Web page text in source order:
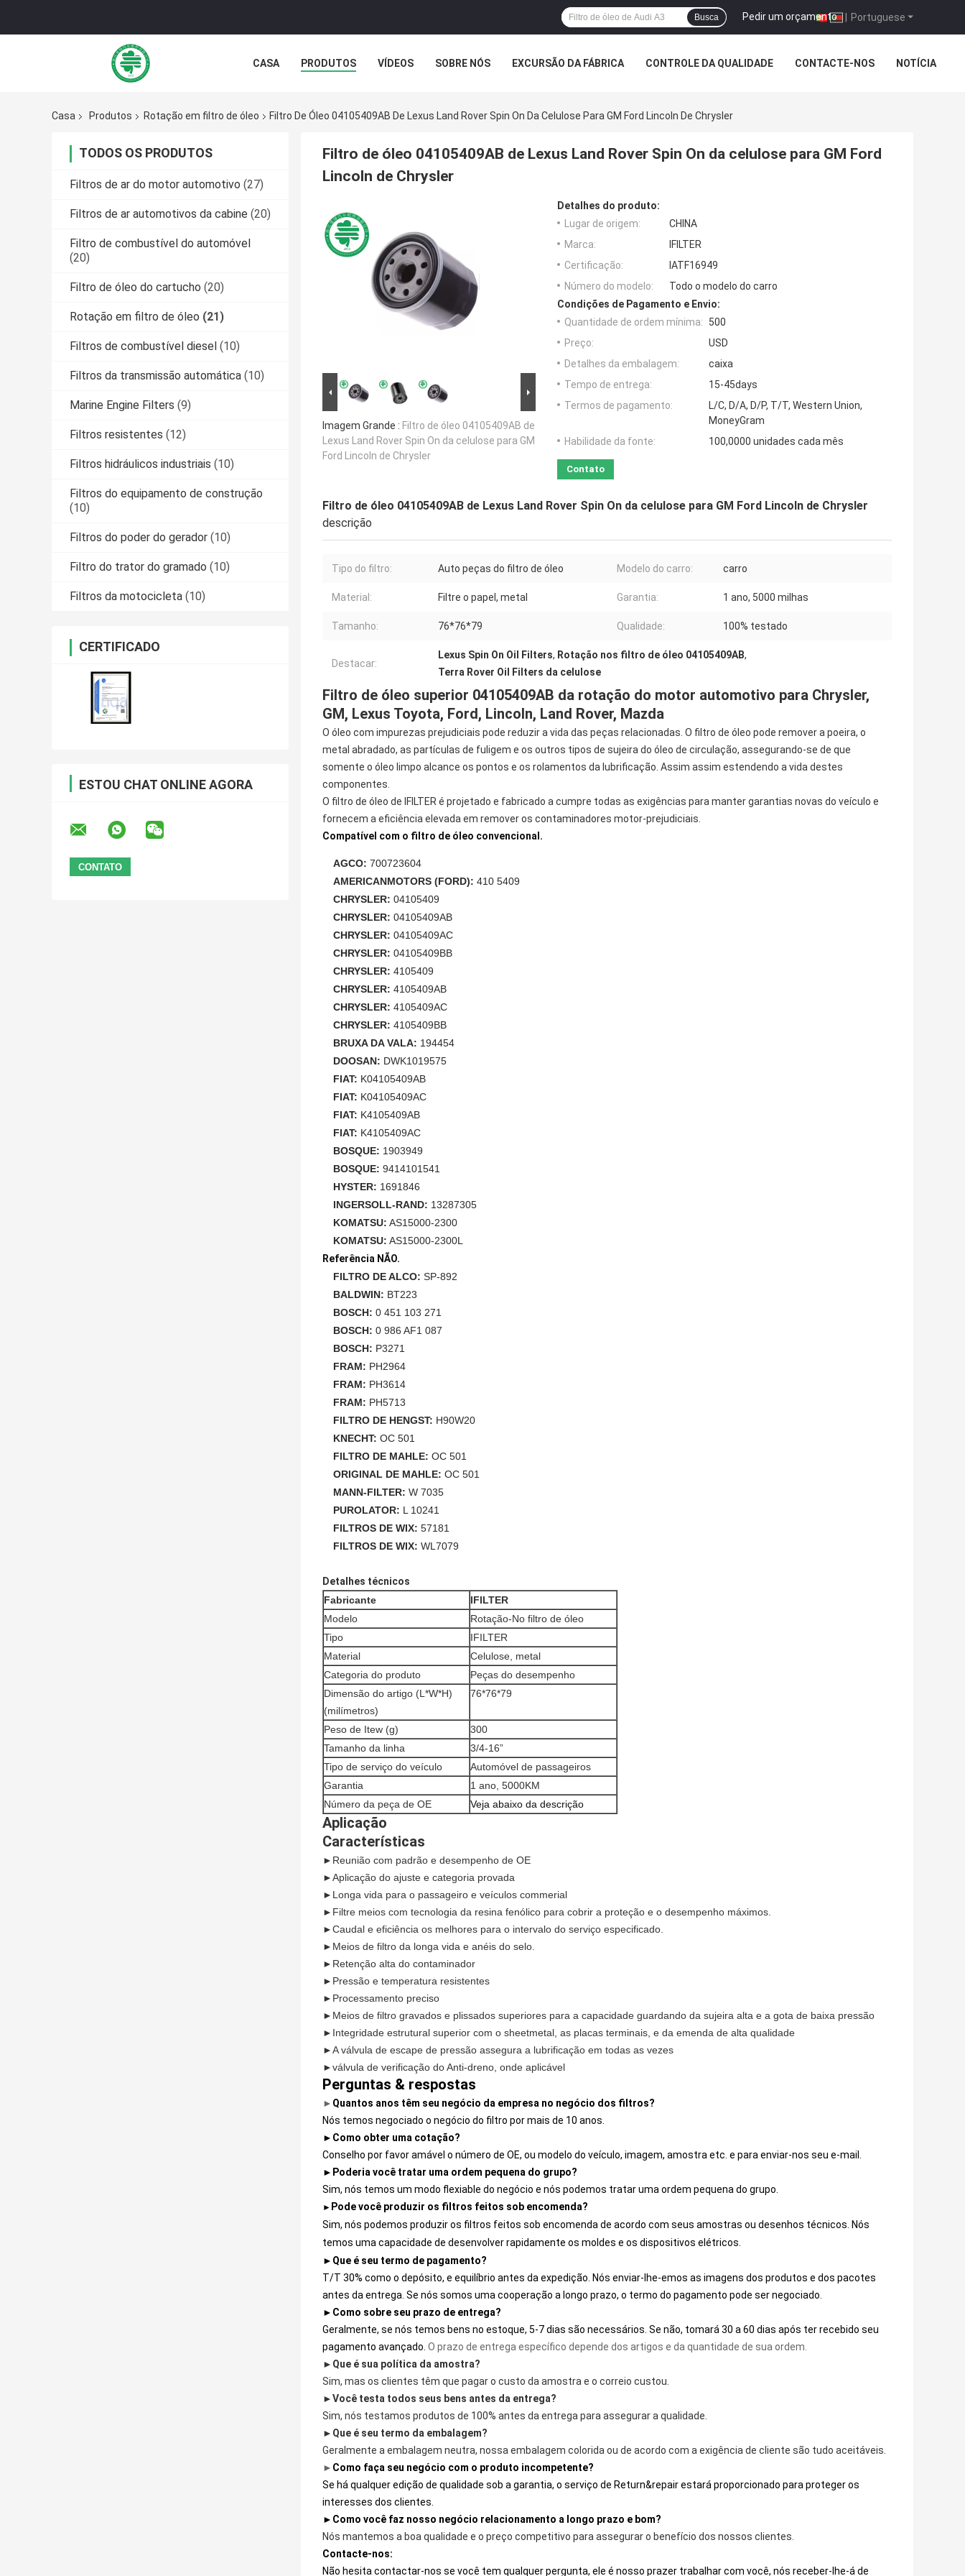
Portuguese
Pedir um orçamento |
Busca
CASA PRODUTOS VÍDEOS SOBRE NÓS EXCURSÃO DA FÁBRICA CONTROLE DA QUALIDADE CONTACTE-NOS NOTÍCIA
Casa Produtos Rotação em filtro de óleo Filtro De Óleo 04105409AB De Lexus Land Rover Spin On Da Celulose Para GM Ford Lincoln De Chrysler
TODOS OS PRODUTOS
Filtros de ar do motor automotivo (27)
Filtros de ar automotivos da cabine (20)
Filtro de combustível do automóvel
(20)
Filtro de óleo do cartucho (20)
Rotação em filtro de óleo (21)
Filtros de combustível diesel (10)
Filtros da transmissão automática (10)
Marine Engine Filters (9)
Filtros resistentes (12)
Filtros hidráulicos industriais (10)
Filtros do equipamento de construção
(10)
Filtros do poder do gerador (10)
Filtro do trator do gramado (10)
Filtros da motocicleta (10)
CERTIFICADO
ESTOU CHAT ONLINE AGORA
Filtro de óleo 04105409AB de Lexus Land Rover Spin On da celulose para GM Ford
Lincoln de Chrysler
Imagem Grande : Filtro de óleo 04105409AB de
Lexus Land Rover Spin On da celulose para GM
Ford Lincoln de Chrysler
Detalhes do produto:
Lugar de origem:
CHINA
Marca:
IFILTER
Certificação:
IATF16949
Número do modelo:
Todo o modelo do carro
Condições de Pagamento e Envio:
Quantidade de ordem mínima:
500
Preço:
USD
Detalhes da embalagem:
caixa
Tempo de entrega:
15-45days
Termos de pagamento:
L/C, D/A, D/P, T/T, Western Union,
MoneyGram
Habilidade da fonte:
100,0000 unidades cada mês
Contato
Filtro de óleo 04105409AB de Lexus Land Rover Spin On da celulose para GM Ford Lincoln de Chrysler
descrição
Tipo do filtro: Auto peças do filtro de óleo Modelo do carro: carro
Material: Filtre o papel, metal Garantia: 1 ano, 5000 milhas
Tamanho: 76*76*79 Qualidade: 100% testado
Destacar:
Lexus Spin On Oil Filters, Rotação nos filtro de óleo 04105409AB,
Terra Rover Oil Filters da celulose
Filtro de óleo superior 04105409AB da rotação do motor automotivo para Chrysler,
GM, Lexus Toyota, Ford, Lincoln, Land Rover, Mazda
O óleo com impurezas prejudiciais pode reduzir a vida das peças relacionadas. O filtro de óleo pode remover a poeira, o
metal abradado, as partículas de fuligem e os outros tipos de sujeira do óleo de circulação, assegurando-se de que
somente o óleo limpo alcance os pontos e os rolamentos da lubrificação. Assim assim estendendo a vida destes
componentes.
O filtro de óleo de IFILTER é projetado e fabricado a cumpre todas as exigências para manter garantias novas do veículo e
fornecem a eficiência elevada em remover os contaminadores motor-prejudiciais.
Compatível com o filtro de óleo convencional.
AGCO: 700723604
AMERICANMOTORS (FORD): 410 5409
CHRYSLER: 04105409
CHRYSLER: 04105409AB
CHRYSLER: 04105409AC
CHRYSLER: 04105409BB
CHRYSLER: 4105409
CHRYSLER: 4105409AB
CHRYSLER: 4105409AC
CHRYSLER: 4105409BB
BRUXA DA VALA: 194454
DOOSAN: DWK1019575
FIAT: K04105409AB
FIAT: K04105409AC
FIAT: K4105409AB
FIAT: K4105409AC
BOSQUE: 1903949
BOSQUE: 9414101541
HYSTER: 1691846
INGERSOLL-RAND: 13287305
KOMATSU: AS15000-2300
KOMATSU: AS15000-2300L
Referência NÃO.
FILTRO DE ALCO: SP-892
BALDWIN: BT223
BOSCH: 0 451 103 271
BOSCH: 0 986 AF1 087
BOSCH: P3271
FRAM: PH2964
FRAM: PH3614
FRAM: PH5713
FILTRO DE HENGST: H90W20
KNECHT: OC 501
FILTRO DE MAHLE: OC 501
ORIGINAL DE MAHLE: OC 501
MANN-FILTER: W 7035
PUROLATOR: L 10241
FILTROS DE WIX: 57181
FILTROS DE WIX: WL7079
Detalhes técnicos
Fabricante
IFILTER
Modelo
Rotação-No filtro de óleo
Tipo
IFILTER
Material
Celulose, metal
Categoria do produto
Peças do desempenho
Dimensão do artigo (L*W*H)
(milímetros)
76*76*79
Peso de Itew (g)
300
Tamanho da linha
3/4-16”
Tipo de serviço do veículo
Automóvel de passageiros
Garantia
1 ano, 5000KM
Número da peça de OE
Veja abaixo da descrição
Aplicação
Características
► Reunião com padrão e desempenho de OE
►Aplicação do ajuste e categoria provada
► Longa vida para o passageiro e veículos commerial
► Filtre meios com tecnologia da resina fenólico para cobrir a proteção e o desempenho máximos.
►Caudal e eficiência os melhores para o intervalo do serviço especificado.
► Meios de filtro da longa vida e anéis do selo.
► Retenção alta do contaminador
► Pressão e temperatura resistentes
► Processamento preciso
► Meios de filtro gravados e plissados superiores para a capacidade guardando da sujeira alta e a gota de baixa pressão
► Integridade estrutural superior com o sheetmetal, as placas terminais, e da emenda de alta qualidade
►A válvula de escape de pressão assegura a lubrificação em todas as vezes
►válvula de verificação do Anti-dreno, onde aplicável
Perguntas & respostas
► Quantos anos têm seu negócio da empresa no negócio dos filtros?
Nós temos negociado o negócio do filtro por mais de 10 anos.
► Como obter uma cotação?
Conselho por favor amável o número de OE, ou modelo do veículo, imagem, amostra etc. e para enviar-nos seu e-mail.
► Poderia você tratar uma ordem pequena do grupo?
Sim, nós temos um modo flexiable do negócio e nós podemos tratar uma ordem pequena do grupo.
► Pode você produzir os filtros feitos sob encomenda?
Sim, nós podemos produzir os filtros feitos sob encomenda de acordo com seus amostras ou desenhos técnicos. Nós
temos uma capacidade de desenvolver rapidamente os moldes e os dispositivos elétricos.
► Que é seu termo de pagamento?
T/T 30% como o depósito, e equilíbrio antes da expedição. Nós enviar-lhe-emos as imagens dos produtos e dos pacotes
antes da entrega. Se nós somos uma cooperação a longo prazo, o termo do pagamento pode ser negociado.
► Como sobre seu prazo de entrega?
Geralmente, se nós temos bens no estoque, 5-7 dias são necessários. Se não, tomará 30 a 60 dias após ter recebido seu
pagamento avançado. O prazo de entrega específico depende dos artigos e da quantidade de sua ordem.
► Que é sua política da amostra?
Sim, mas os clientes têm que pagar o custo da amostra e o correio custou.
►Você testa todos seus bens antes da entrega?
Sim, nós testamos produtos de 100% antes da entrega para assegurar a qualidade.
► Que é seu termo da embalagem?
Geralmente a embalagem neutra, nossa embalagem colorida ou de acordo com a exigência de cliente são tudo aceitáveis.
► Como faça seu negócio com o produto incompetente?
Se há qualquer edição de qualidade sob a garantia, o serviço de Return&repair estará proporcionado para proteger os
interesses dos clientes.
► Como você faz nosso negócio relacionamento a longo prazo e bom?
Nós mantemos a boa qualidade e o preço competitivo para assegurar o benefício dos nossos clientes.
Contacte-nos:
Não hesita contactar-nos se você tem qualquer pergunta, ele é nosso prazer trabalhar com você, nós receber-lhe-á de